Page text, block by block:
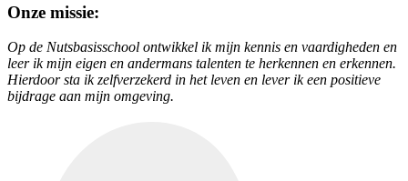
Onze missie:
Op de Nutsbasisschool ontwikkel ik mijn kennis en vaardigheden en
leer ik mijn eigen en andermans talenten te herkennen en erkennen.
Hierdoor sta ik zelfverzekerd in het leven en lever ik een positieve
bijdrage aan mijn omgeving.